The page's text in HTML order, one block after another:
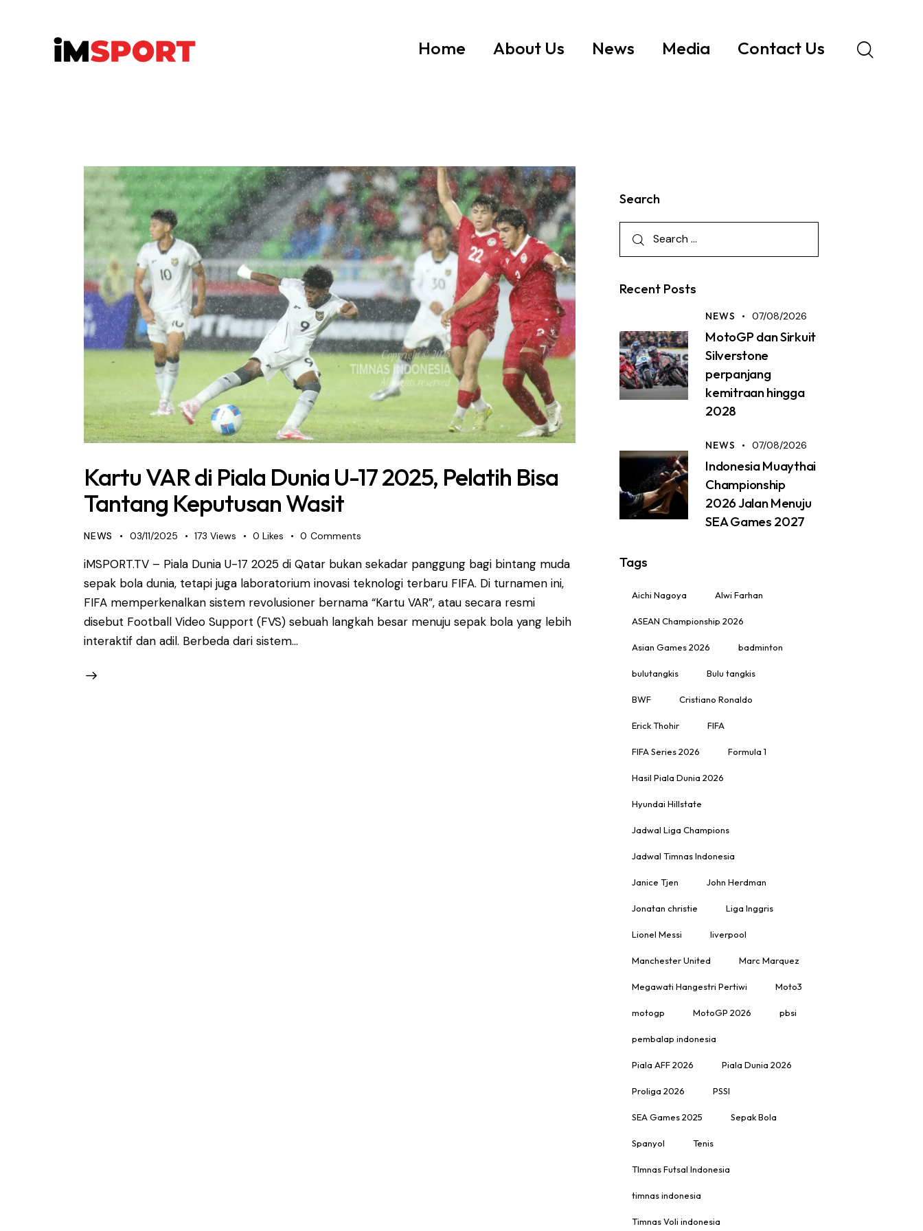
Home About Us News Media Contact Us
Kartu VAR di Piala Dunia U-17 2025, Pelatih Bisa
Tantang Keputusan Wasit
NEWS 03/11/2025 173 Views 0 Likes 0 Comments
iMSPORT.TV – Piala Dunia U-17 2025 di Qatar bukan sekadar panggung bagi bintang muda
sepak bola dunia, tetapi juga laboratorium inovasi teknologi terbaru FIFA. Di turnamen ini,
FIFA memperkenalkan sistem revolusioner bernama “Kartu VAR”, atau secara resmi
disebut Football Video Support (FVS) sebuah langkah besar menuju sepak bola yang lebih
interaktif dan adil. Berbeda dari sistem…
Search
Recent Posts
NEWS 07/08/2026
MotoGP dan Sirkuit
Silverstone
perpanjang
kemitraan hingga
2028
NEWS 07/08/2026
Indonesia Muaythai
Championship
2026 Jalan Menuju
SEA Games 2027
Tags
Aichi Nagoya Alwi Farhan
ASEAN Championship 2026
Asian Games 2026 badminton
bulutangkis Bulu tangkis
BWF Cristiano Ronaldo
Erick Thohir FIFA
FIFA Series 2026 Formula 1
Hasil Piala Dunia 2026
Hyundai Hillstate
Jadwal Liga Champions
Jadwal Timnas Indonesia
Janice Tjen John Herdman
Jonatan christie Liga Inggris
Lionel Messi liverpool
Manchester United Marc Marquez
Megawati Hangestri Pertiwi Moto3
motogp MotoGP 2026 pbsi
pembalap indonesia
Piala AFF 2026 Piala Dunia 2026
Proliga 2026 PSSI
SEA Games 2025 Sepak Bola
Spanyol Tenis
TImnas Futsal Indonesia
timnas indonesia
Timnas Voli indonesia